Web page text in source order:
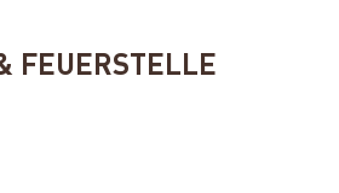
FEUERSTELLE